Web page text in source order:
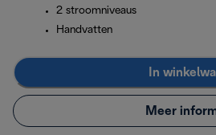
2 stroomniveaus
Handvatten
In
Meer